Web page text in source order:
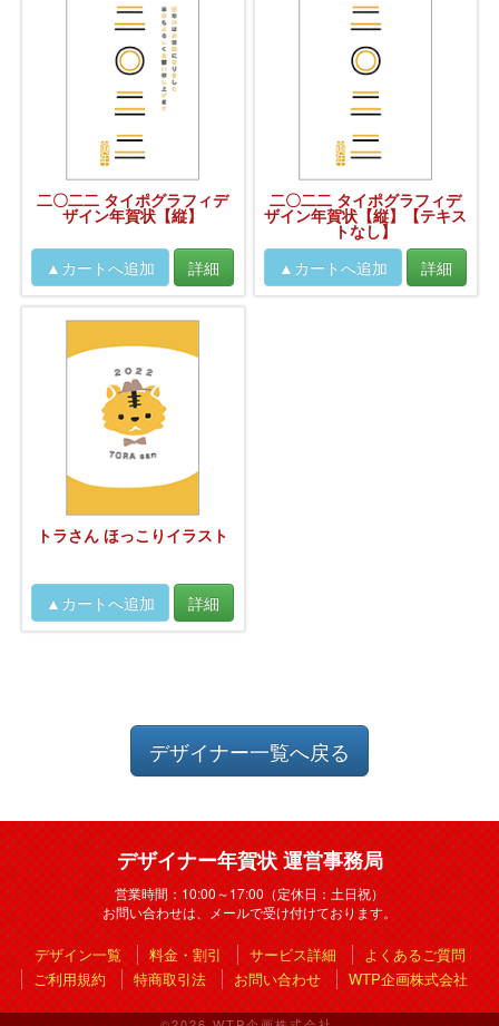
二〇二二 タイポグラフィデ
ザイン年賀状【縦】
二〇二二 タイポグラフィデ
ザイン年賀状【縦】【テキス
トなし】
トラさん ほっこりイラスト
デザイナー一覧へ戻る
デザイナー年賀状 運営事務局
営業時間：10:00～17:00（定休日：土日祝）
お問い合わせは、メールで受け付けております。
デザイン一覧 料金・割引 サービス詳細
よくあるご質問
ご利用規約
特商取引法 お問い合わせ WTP企画株式会社